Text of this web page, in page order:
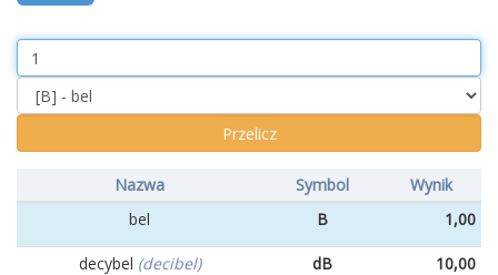
Value
Unit
Nazwa Symbol
Wynik
bel
B 1,00
decybel (decibel) dB 10,00